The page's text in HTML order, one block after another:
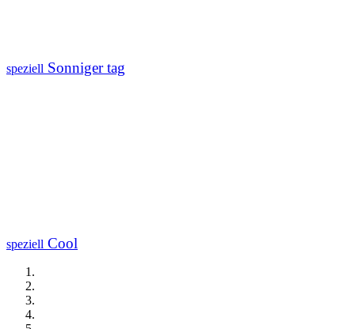
speziell Sonniger tag
speziell Cool